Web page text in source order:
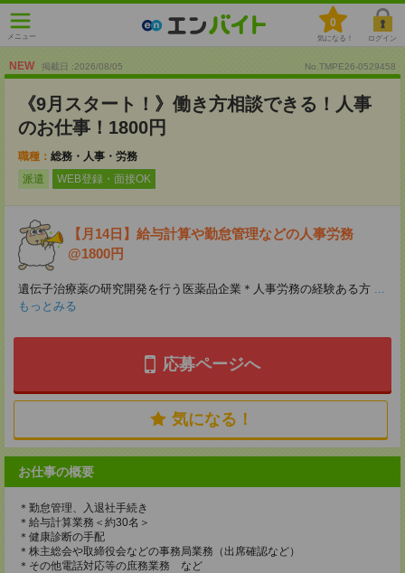
メニュー
0
気になる！ ログイン
NEW 掲載日 :2026/08/05 No.TMPE26-0529458
《9月スタート！》働き方相談できる！人事
のお仕事！1800円
職種： 総務・人事・労務
派遣
WEB登録・面接OK
【月14日】給与計算や勤怠管理などの人事労務
@1800円
遺伝子治療薬の研究開発を行う医薬品企業＊人事労務の経験ある方 ...
もっとみる
応募ページへ
気になる！
お仕事の概要
＊勤怠管理、入退社手続き
＊給与計算業務＜約30名＞
＊健康診断の手配
＊株主総会や取締役会などの事務局業務（出席確認など）
＊その他電話対応等の庶務業務 など